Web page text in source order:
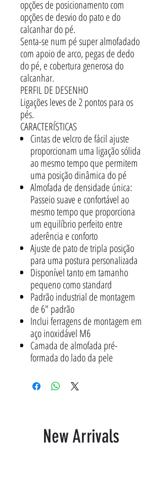
opções de posicionamento com
opções de desvio do pato e do
calcanhar do pé.
Senta-se num pé super almofadado
com apoio de arco, pegas de dedo
do pé, e cobertura generosa do
calcanhar.
PERFIL DE DESENHO
Ligações leves de 2 pontos para os
pés.
CARACTERÍSTICAS
Cintas de velcro de fácil ajuste
proporcionam uma ligação sólida
ao mesmo tempo que permitem
uma posição dinâmica do pé
Almofada de densidade única:
Passeio suave e confortável ao
mesmo tempo que proporciona
um equilíbrio perfeito entre
aderência e conforto
Ajuste de pato de tripla posição
para uma postura personalizada
Disponível tanto em tamanho
pequeno como standard
Padrão industrial de montagem
de 6" padrão
Inclui ferragens de montagem em
aço inoxidável M6
Camada de almofada pré-
formada do lado da pele
New Arrivals